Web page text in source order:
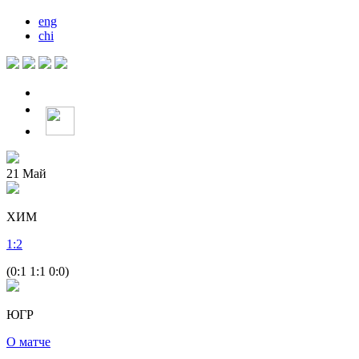
eng
chi
21 Май
ХИМ
1 :2
(0:1 1:1 0:0)
ЮГР
О матче